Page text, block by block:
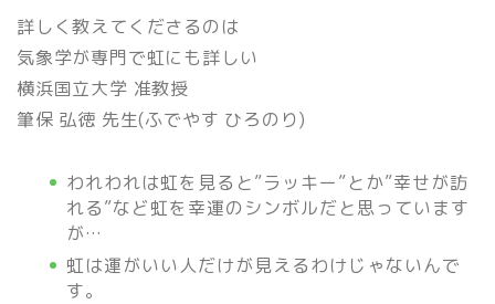
詳しく教えてくださるのは
気象学が専門で虹にも詳しい
横浜国立大学 准教授
筆保 弘徳 先生(ふでやす ひろのり)
われわれは虹を見ると”ラッキー”とか”幸せが訪
れる”など虹を幸運のシンボルだと思っています
が…
虹は運がいい人だけが見えるわけじゃないんで
す。